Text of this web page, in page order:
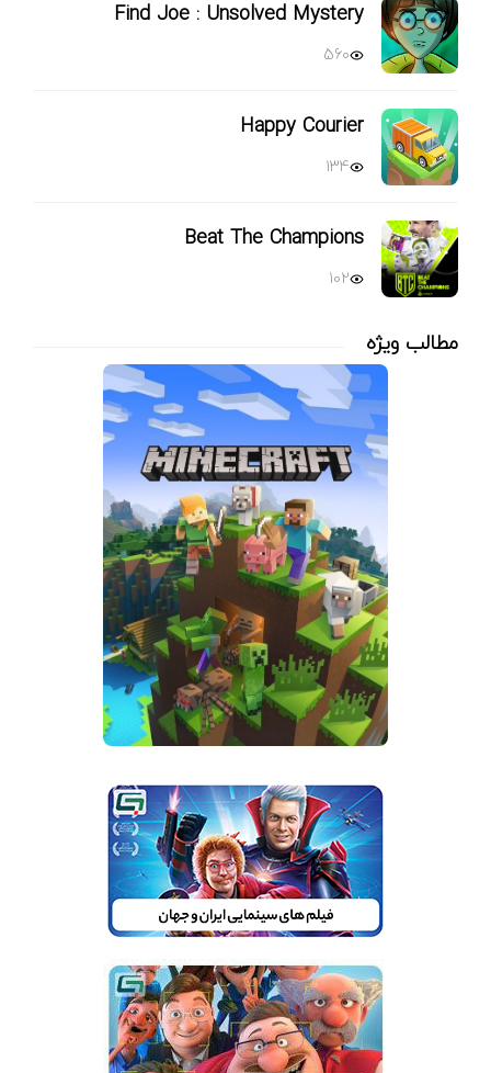
Find Joe : Unsolved Mystery
560
Happy Courier
134
Beat The Champions
102
مطالب ویژه